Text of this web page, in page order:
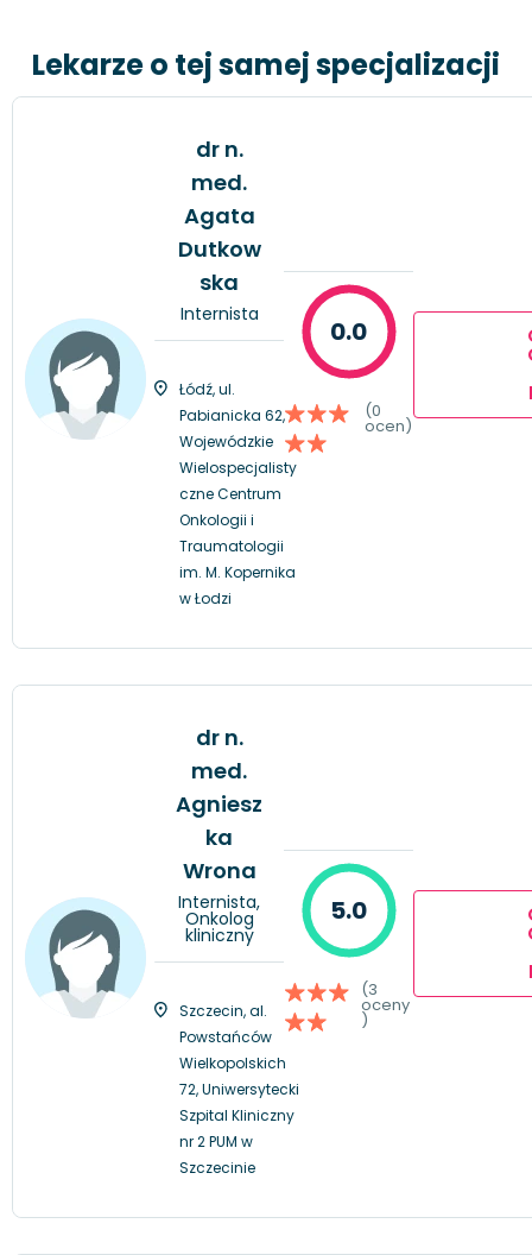
Lekarze o tej samej specjalizacji
dr n.
med.
Agata
Dutkow
ska
Internista
Łódź, ul.
Pabianicka 62,
Wojewódzkie
Wielospecjalisty
czne Centrum
Onkologii i
Traumatologii
im. M. Kopernika
w Łodzi
0.0
(0
ocen)
dr n.
med.
Agniesz
ka
Wrona
Internista,
Onkolog
kliniczny
Szczecin, al.
Powstańców
Wielkopolskich
72, Uniwersytecki
Szpital Kliniczny
nr 2 PUM w
Szczecinie
5.0
(3
oceny
)